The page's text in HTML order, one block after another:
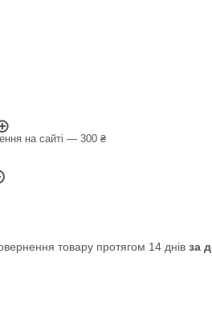
на сайті — 300 ₴
товару протягом 14 днів за